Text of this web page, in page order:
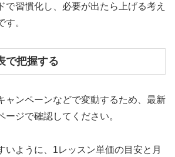
で習慣化し、必要が出たら上げる考え
。
で把握する
ャンペーンなどで変動するため、最新
ージで確認してください。
いように、1レッスン単価の目安と月